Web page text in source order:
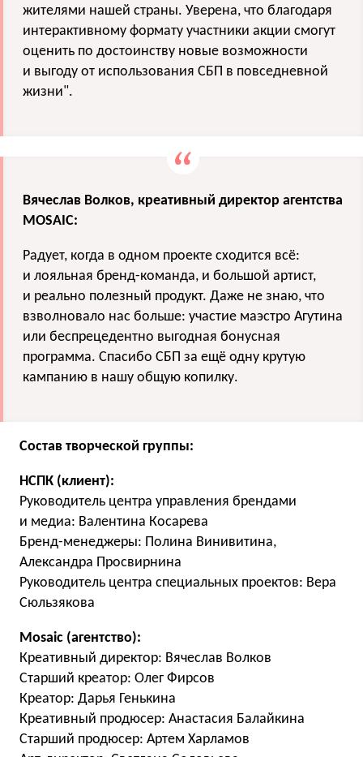
жителями нашей страны. Уверена, что благодаря
интерактивному формату участники акции смогут
оценить по достоинству новые возможности
и выгоду от использования СБП в повседневной
жизни".
Вячеслав Волков, креативный директор агентства
MOSAIC:
Радует, когда в одном проекте сходится всё:
и лояльная бренд-команда, и большой артист,
и реально полезный продукт. Даже не знаю, что
взволновало нас больше: участие маэстро Агутина
или беспрецедентно выгодная бонусная
программа. Спасибо СБП за ещё одну крутую
кампанию в нашу общую копилку.
Состав творческой группы:
НСПК (клиент):
Руководитель центра управления брендами
и медиа: Валентина Косарева
Бренд-менеджеры: Полина Винивитина,
Александра Просвирнина
Руководитель центра специальных проектов: Вера
Сюльзякова
Mosaic (агентство):
Креативный директор: Вячеслав Волков
Старший креатор: Олег Фирсов
Креатор: Дарья Генькина
Креативный продюсер: Анастасия Балайкина
Старший продюсер: Артем Харламов